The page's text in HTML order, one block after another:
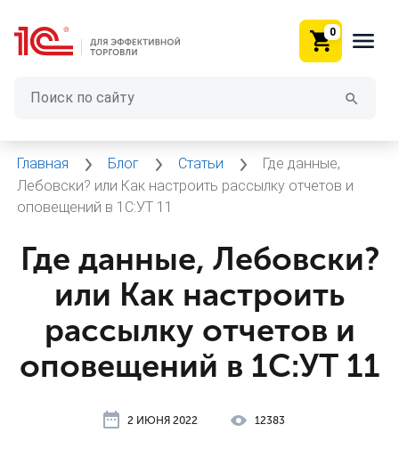
0
Главная Блог Статьи
Где данные,
Лебовски? или Как настроить рассылку отчетов и
оповещений в 1С:УТ 11
Где данные, Лебовски?
или Как настроить
рассылку отчетов и
оповещений в 1С:УТ 11
2 ИЮНЯ 2022 12383